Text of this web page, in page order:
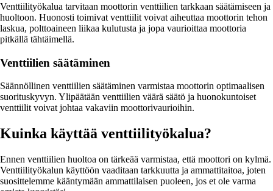
Venttiilityökalua tarvitaan moottorin venttiilien tarkkaan säätämiseen ja
huoltoon. Huonosti toimivat venttiilit voivat aiheuttaa moottorin tehon
laskua, polttoaineen liikaa kulutusta ja jopa vaurioittaa moottoria
pitkällä tähtäimellä.
Venttiilien säätäminen
Säännöllinen venttiilien säätäminen varmistaa moottorin optimaalisen
suorituskyvyn. Ylipäätään venttiilien väärä säätö ja huonokuntoiset
venttiilit voivat johtaa vakaviin moottorivaurioihin.
Kuinka käyttää venttiilityökalua?
Ennen venttiilien huoltoa on tärkeää varmistaa, että moottori on kylmä.
Venttiilityökalun käyttöön vaaditaan tarkkuutta ja ammattitaitoa, joten
suosittelemme kääntymään ammattilaisen puoleen, jos et ole varma